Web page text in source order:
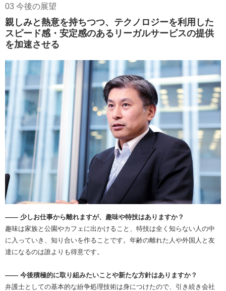
03 今後の展望
親しみと熱意を持ちつつ、テクノロジーを利用した
スピード感・安定感のあるリーガルサービスの提供
を加速させる
―― 少しお仕事から離れますが、趣味や特技はありますか？
趣味は家族と公園やカフェに出かけること、特技は全く知らない人の中
に入っていき、知り合いを作ることです。年齢の離れた人や外国人と友
達になるのは誰よりも得意です。
―― 今後積極的に取り組みたいことや新たな方針はありますか？
弁護士としての基本的な紛争処理技術は身につけたので、引き続き会社